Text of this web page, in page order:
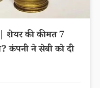
शेयर की कीमत 7
कंपनी ने सेबी को दी